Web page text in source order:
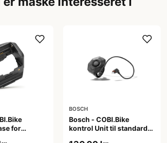
for
BOSCH
Bosch - COBI.Bike
kontrol Unit til standard